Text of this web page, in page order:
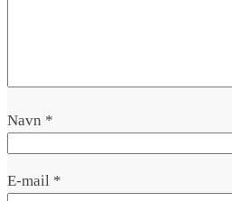
Navn *
E-mail *